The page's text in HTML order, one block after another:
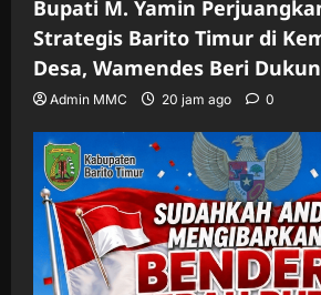
Bupati M. Yamin
Strategis Barito Timur di
Desa, Wamendes Beri
Admin MMC 20 jam ago 0